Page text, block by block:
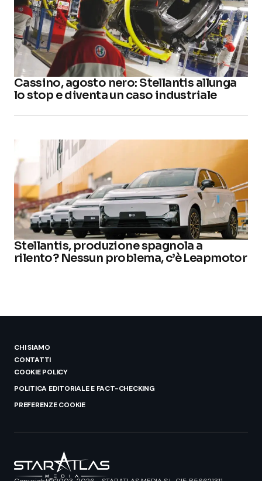
Cassino, agosto nero: Stellantis allunga
lo stop e diventa un caso industriale
Stellantis, produzione spagnola a
rilento? Nessun problema, c’è Leapmotor
CHI SIAMO
CONTATTI
COOKIE POLICY
POLITICA EDITORIALE E FACT-CHECKING
PREFERENZE COOKIE